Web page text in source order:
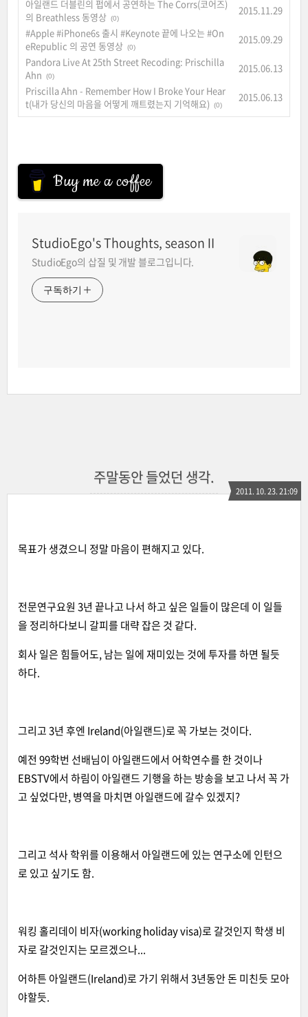
아일랜드 더블린의 펍에서 공연하는 The Corrs(코어즈)
의 Breathless 동영상 (0)
2015.11.29
#Apple #iPhone6s 출시 #Keynote 끝에 나오는 #On
eRepublic 의 공연 동영상 (0)
2015.09.29
Pandora Live At 25th Street Recoding: Prischilla
Ahn
(0)
2015.06.13
Priscilla Ahn - Remember How I Broke Your Hear
t(내가 당신의 마음을 어떻게 깨트렸는지 기억해요)
(0)
2015.06.13
Buy me a coffee
StudioEgo's Thoughts, seasonⅡ
StudioEgo의 삽질 및 개발 블로그입니다.
구독하기
주말동안 들었던 생각.
2011. 10. 23. 21:09
목표가 생겼으니 정말 마음이 편해지고 있다.
전문연구요원 3년 끝나고 나서 하고 싶은 일들이 많은데 이 일들
을 정리하다보니 갈피를 대략 잡은 것 같다.
회사 일은 힘들어도, 남는 일에 재미있는 것에 투자를 하면 될듯
하다.
그리고 3년 후엔 Ireland(아일랜드)로 꼭 가보는 것이다.
예전 99학번 선배님이 아일랜드에서 어학연수를 한 것이나
EBSTV에서 하림이 아일랜드 기행을 하는 방송을 보고 나서 꼭 가
고 싶었다만, 병역을 마치면 아일랜드에 갈수 있겠지?
그리고 석사 학위를 이용해서 아일랜드에 있는 연구소에 인턴으
로 있고 싶기도 함.
워킹 홀리데이 비자(working holiday visa)로 갈것인지 학생 비
자로 갈것인지는 모르겠으나...
어하튼 아일랜드(Ireland)로 가기 위해서 3년동안 돈 미친듯 모아
야할듯.